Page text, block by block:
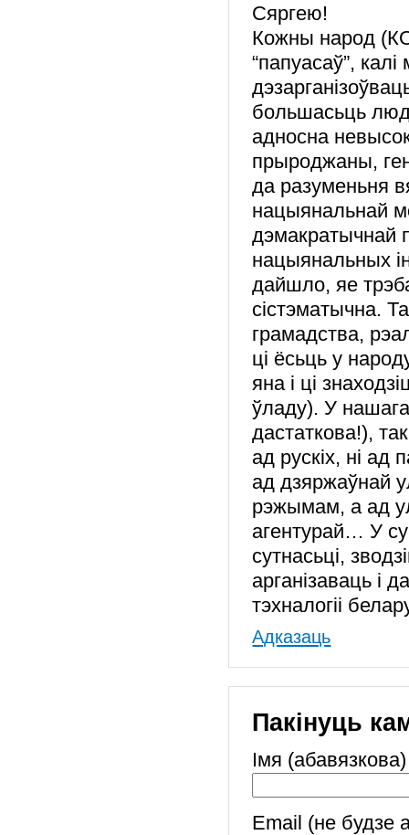
Сяргею!
Кожны народ
“папуасаў”, калі
большасьць
адносна
прыроджаны,
да разуменьня
нацыянальнай
дэмакратычнай
нацыянальных
дайшло, яе
сістэматычна.
грамадства,
ці ёсьць у
яна і ці
ўладу). У
дастаткова!),
ад рускіх, ні ад
ад дзяржаўнай
рэжымам, а ад
агентурай… У
сутнасьці,
арганізаваць і
тэхналогіі
Адказаць
Пакінуць
Імя (абавязкова)
Email (не будзе